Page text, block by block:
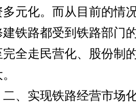
多元化。而从目前的情
建铁路都受到铁路部门
完全走民营化、股份制
实现铁路经营市场化